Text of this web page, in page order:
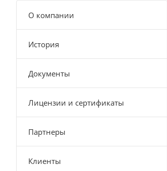
О компании
История
Документы
Лицензии и сертификаты
Партнеры
Клиенты